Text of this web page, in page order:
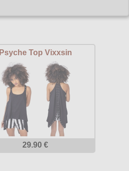
Psyche Top Vixxsin
29.90 €